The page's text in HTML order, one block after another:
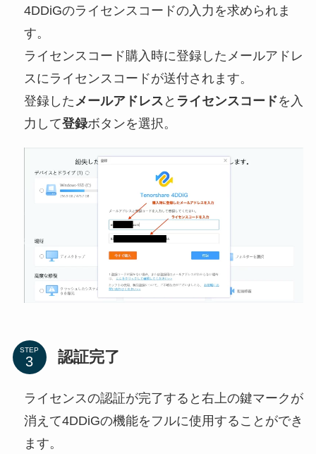
4DDiGのライセンスコードの入力を求められま
す。
ライセンスコード購入時に登録したメールアドレ
スにライセンスコードが送付されます。
登録したメールアドレス と ライセンスコードを入
力して登録ボタンを選択。
STEP 認証完了
ライセンスの認証が完了すると右上の鍵マークが
消えて4DDiGの機能をフルに使用することができ
ます。